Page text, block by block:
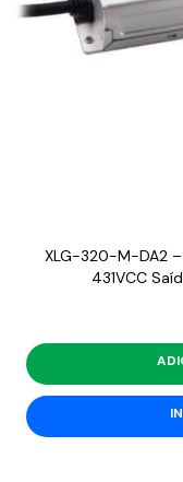
XLG-320-M-DA2
431VCC